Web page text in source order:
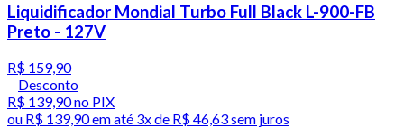
Liquidificador Mondial Turbo Full Black L-900-FB
Preto - 127V
R$ 159,90
Desconto
R$ 139,90no PIX
ou R$ 139,90em até 3x de R$ 46,63 sem juros